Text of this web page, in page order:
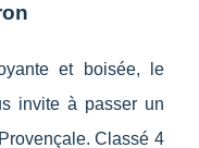
et boisée, le
invite à passer un
Classé 4